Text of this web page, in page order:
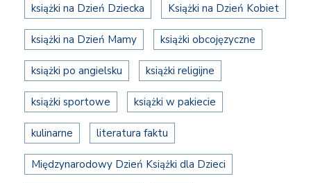
książki na Dzień Dziecka Książki na Dzień Kobiet
książki na Dzień Mamy książki obcojęzyczne
książki po angielsku książki religijne
książki sportowe książki w pakiecie
kulinarne literatura faktu
Międzynarodowy Dzień Książki dla Dzieci